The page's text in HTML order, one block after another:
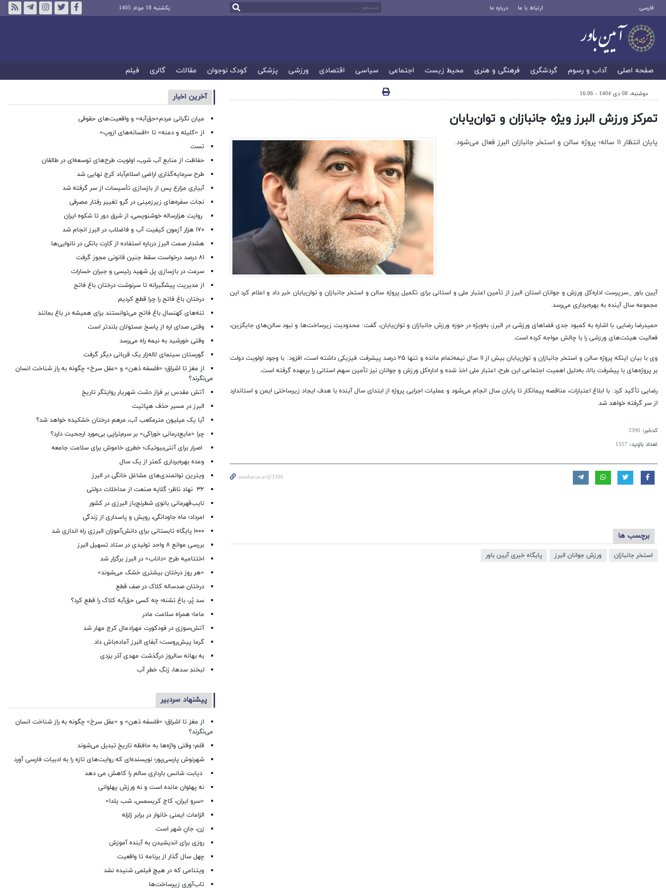
فارسی ارتباط با ما درباره ما یکشنبه 18 مرداد 1405
صفحه اصلی آداب و رسوم گردشگری فرهنگی و هنری محیط زیست اجتماعی سیاسی اقتصادی ورزشی پزشکی کودک نوجوان مقالات گالری فیلم
دوشنبه، 08 دی 1404 - 16:06
تمرکز ورزش البرز ویژه جانبازان و توان‌یابان
پایان انتظار ۱۱ ساله؛ پروژه سالن و استخر جانبازان البرز فعال می‌شود.
آیین باور _سرپرست اداره‌کل ورزش و جوانان استان البرز از تأمین اعتبار ملی و استانی برای تکمیل پروژه سالن و استخر جانبازان و توان‌یابان خبر داد و اعلام کرد این
مجموعه سال آینده به بهره‌برداری می‌رسد.
حمیدرضا رضایی با اشاره به کمبود جدی فضاهای ورزشی در البرز، به‌ویژه در حوزه ورزش جانبازان و توان‌یابان، گفت: محدودیت زیرساخت‌ها و نبود سالن‌های جایگزین،
فعالیت هیئت‌های ورزشی را با چالش مواجه کرده است.
وی با بیان اینکه پروژه سالن و استخر جانبازان و توان‌یابان بیش از ۱۱ سال نیمه‌تمام مانده و تنها ۲۵ درصد پیشرفت فیزیکی داشته است، افزود: با وجود اولویت دولت
بر پروژه‌های با پیشرفت بالا، به‌دلیل اهمیت اجتماعی این طرح، اعتبار ملی اخذ شده و اداره‌کل ورزش و جوانان نیز تأمین سهم استانی را برعهده گرفته است.
رضایی تأکید کرد: با ابلاغ اعتبارات، مناقصه پیمانکار تا پایان سال انجام می‌شود و عملیات اجرایی پروژه از ابتدای سال آینده با هدف ایجاد زیرساختی ایمن و استاندارد
از سر گرفته خواهد شد.
کدخبر: 3396
تعداد بازدید: 1557
aeinbavar.ir/@3396
برچسب ها
استخر جانبازان ورزش جوانان البرز پایگاه خبری آیین باور
آخرین اخبار
میان نگرانی مردم«حق‌آبه» و واقعیت‌های حقوقی
از «کلیله و دمنه» تا «افسانه‌های ازوپ»
تست
حفاظت از منابع آب شرب، اولویت طرح‌های توسعه‌ای در طالقان
طرح سرمایه‌گذاری اراضی اسلام‌آباد کرج نهایی شد
آبیاری مزارع پس از بازسازی تأسیسات از سر گرفته شد
نجات سفره‌های زیرزمینی در گرو تغییر رفتار مصرفی
روایت هزارساله خوشنویسی، از شرق دور تا شکوه ایران
۱۷۰ هزار آزمون کیفیت آب و فاضلاب در البرز انجام شد
هشدار صمت البرز درباره استفاده از کارت بانکی در نانوایی‌ها
۸۱ درصد درخواست‌ سقط جنین قانونی مجوز گرفت
سرعت در بازسازی پل شهید رئیسی و جبران خسارات
از مدیریت پیشگیرانه تا سرنوشت درختان باغ فاتح
درختان باغ فاتح را چرا قطع کردیم
تنه‌های کهنسال باغ فاتح می‌توانستند برای همیشه در باغ بمانند
وقتی صدای اره از پاسخ مسئولان بلندتر است
وقتی خورشید به نیمه راه می‌رسد
گورستان سینمای لاله‌زار یک قربانی دیگر گرفت
از مغز تا اشراق؛ «فلسفه ذهن» و «عقل سرخ» چگونه به راز شناخت انسان
می‌نگرند؟
آتش مقدس بر فراز دشت شهریار روایتگر تاریخ
البرز در مسیر حذف هپاتیت
آیا یک میلیون مترمکعب آب، مرهم درختان خشکیده خواهد شد؟
چرا «مایع‌درمانی خوراکی» بر سرم‌تراپی بی‌مورد ارجحیت دارد؟
اصرار برای آنتی‌بیوتیک؛ خطری خاموش برای سلامت جامعه
وعده بهره‌برداری کمتر از یک سال
ویترین توانمندی‌های مشاغل خانگی در البرز
۳۲ نهاد ناظر؛ گلایه صنعت از مداخلات دولتی
نایب‌قهرمانی بانوی شطرنج‌باز البرزی در کشور
امرداد؛ ماه جاودانگی، رویش و پاسداری از زندگی
۱۰۰۰ پایگاه تابستانی برای دانش‌آموزان البرزی راه اندازی شد
بررسی موانع ۸ واحد تولیدی در ستاد تسهیل البرز
اختتامیه طرح «داناب» در البرز برگزار شد
«هر روز درختان بیشتری خشک می‌شوند»
درختان صدساله کلاک در صف قطع
سد پُر، باغ تشنه؛ چه کسی حق‌آبه کلاک را قطع کرد؟
ماما؛ همراه سلامت مادر
آتش‌سوزی در فودکورت مهرادمال کرج مهار شد
گرما پیش‌روست؛ آبفای البرز آماده‌باش داد
به بهانه سالروز درگذشت مهدی آذر یزدی
لبخندِ سدها، زنگِ خطرِ آب
پیشنهاد سردبیر
از مغز تا اشراق؛ «فلسفه ذهن» و «عقل سرخ» چگونه به راز شناخت انسان
می‌نگرند؟
قلم؛ وقتی واژه‌ها به حافظه تاریخ تبدیل می‌شوند
شهرنوش پارسی‌پور؛ نویسنده‌ای که روایت‌های تازه را به ادبیات فارسی آورد
دیابت شانس بارداری سالم را کاهش می دهد
نه پهلوان مانده است و نه ورزش پهلوانی
«سرو ایران، کاج کریسمس، شب یلدا»
الزامات ایمنی خانوار در برابر زلزله
زن، جانِ شهر است
روزی برای اندیشیدن به آینده آموزش
چهل سال گذار از برنامه تا واقعیت
ویتنامی که در هیچ فیلمی شنیده نشد
تاب‌آوری زیرساخت‌ها